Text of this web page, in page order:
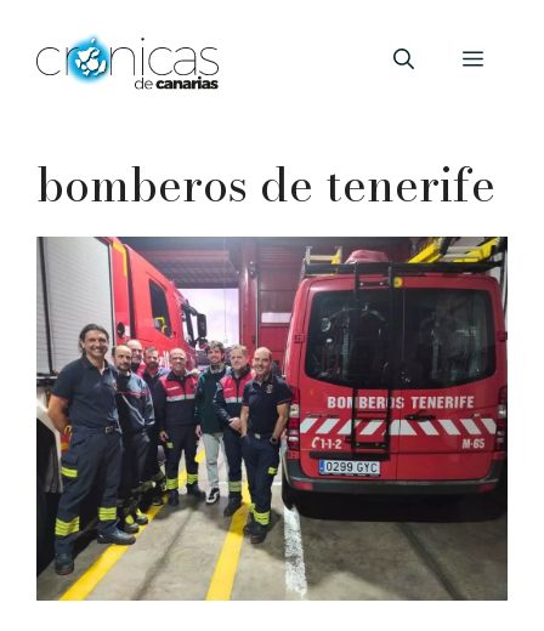
contenido
Menú
bomberos de tenerife